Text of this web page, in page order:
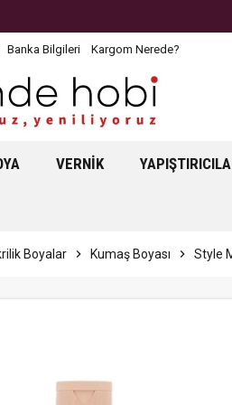
Banka Bilgileri Kargom Nerede?
VERNIK
Boyalar chevron_right Kumaş Boyası chevron_right Style